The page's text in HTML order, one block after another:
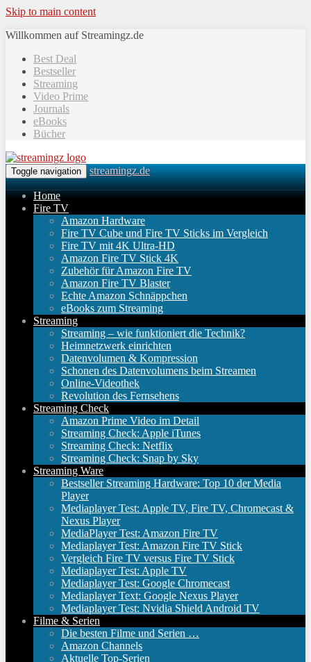
Skip to main content
Willkommen auf Streamingz.de
Best Deal
Bestseller
Streaming
Video Prime
Journals
eBooks
Bücher
Toggle navigation streamingz.de
Home
Fire TV
Amazon Hardware
Fire TV Cube und Fire TV Sticks im Vergleich
Fire TV mit 4K Ultra-HD
Amazon Fire TV Stick 4K
Zubehör für Amazon Fire TV
Amazon Fire TV Blaster
Echte Amazon Schnäppchen
eBooks zum Streaming
Streaming
Streaming – wie funktioniert die Technik?
Heimnetzwerk einrichten
Datenvolumen & Kompression
Schonen des Datenvolumens beim Streamen
Online-Videothek
Revolution des Fernsehens
Streaming Check
Amazon Prime Video im Detail
Streaming Check: Apple iTunes
Streaming Check: Netflix
Streaming Check: Snap by Sky
Streaming Ware
Bestseller Streaming Hardware: Top 10 der Media
Player
Mediaplayer Test: Apple TV, Fire TV, Chromecast &
Nexus Player
MediaPlayer Test: Amazon Fire TV
Mediaplayer Test: Amazon Fire TV Stick
Vergleich Fire TV versus Fire TV Stick
Mediaplayer Test: Apple TV
Mediaplayer Test: Google Chromecast
Mediaplayer Text: Google Nexus Player
Mediaplayer Test: Nvidia Shield Android TV
Filme & Serien
Die besten Filme und Serien …
Amazon Channels
Aktuelle Top-Serien